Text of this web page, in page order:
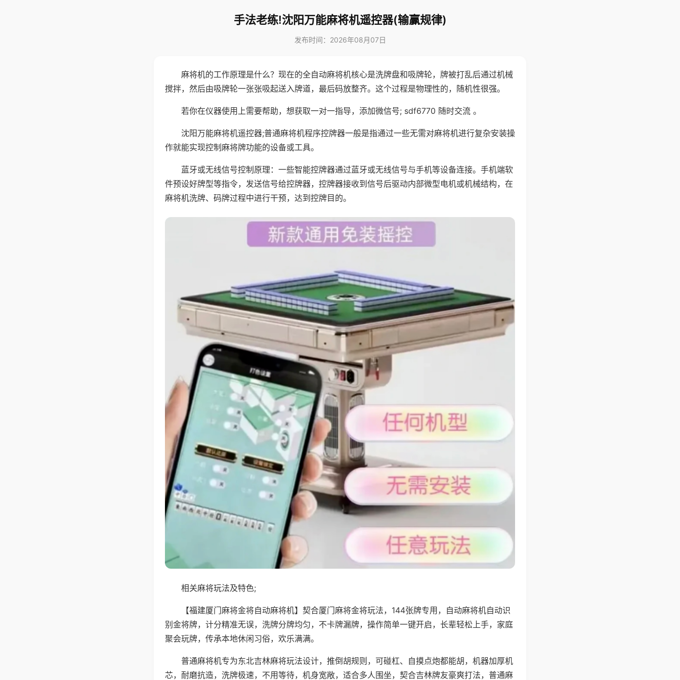
手法老练!沈阳万能麻将机遥控器(输赢规律)
发布时间：2026年08月07日
麻将机的工作原理是什么？现在的全自动麻将机核心是洗牌盘和吸牌轮，牌被打乱后通过机械
搅拌，然后由吸牌轮一张张吸起送入牌道，最后码放整齐。这个过程是物理性的，随机性很强。
若你在仪器使用上需要帮助，想获取一对一指导，添加微信号; sdf6770 随时交流 。
沈阳万能麻将机遥控器;普通麻将机程序控牌器一般是指通过一些无需对麻将机进行复杂安装操
作就能实现控制麻将牌功能的设备或工具。
蓝牙或无线信号控制原理：一些智能控牌器通过蓝牙或无线信号与手机等设备连接。手机端软
件预设好牌型等指令，发送信号给控牌器，控牌器接收到信号后驱动内部微型电机或机械结构，在
麻将机洗牌、码牌过程中进行干预，达到控牌目的。
相关麻将玩法及特色;
【福建厦门麻将金将自动麻将机】契合厦门麻将金将玩法，144张牌专用，自动麻将机自动识
别金将牌，计分精准无误，洗牌分牌均匀，不卡牌漏牌，操作简单一键开启，长辈轻松上手，家庭
聚会玩牌，传承本地休闲习俗，欢乐满满。
普通麻将机专为东北吉林麻将玩法设计，推倒胡规则，可碰杠、自摸点炮都能胡，机器加厚机
芯，耐磨抗造，洗牌极速，不用等待，机身宽敞，适合多人围坐，契合吉林牌友豪爽打法，普通麻